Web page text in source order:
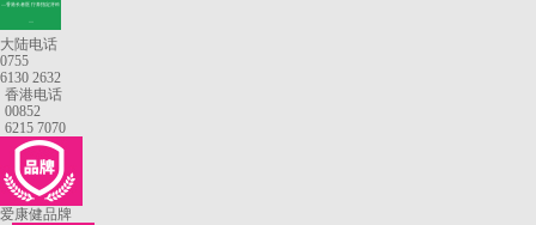
—香港长者医疗券指定牙科
大陆电话
0755
6130 2632
香港电话
00852
6215 7070
爱康健品牌